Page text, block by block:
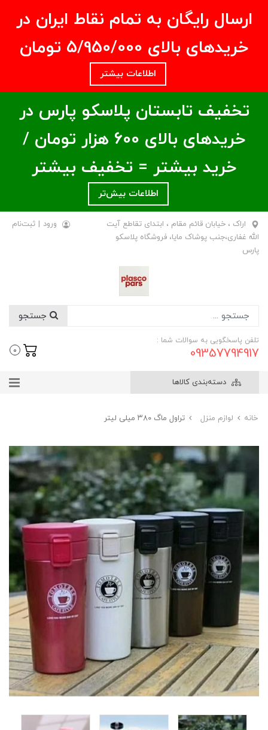
ارسال رایگان به تمام نقاط ایران در
خریدهای بالای ۵/950/000 تومان
اطلاعات بیشتر
تخفیف تابستان پلاسکو پارس در
خریدهای بالای ۶00 هزار تومان /
خرید بیشتر = تخفیف بیشتر
اطلاعات بیش‌تر
اراک ، خیابان قائم مقام ، ابتدای تقاطع آیت
الله غفاری،جنب پوشاک مایا، فروشگاه پلاسکو
پارس
ورود | ثبت‌نام
تلفن پاسخگویی به سوالات شما :
09357794917
0
دسته‌بندی کالاها
خانه لوازم منزل تراول ماگ ۳۸۰ میلی لیتر